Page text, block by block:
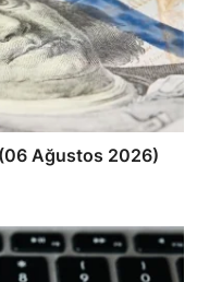
Ağustos 2026)